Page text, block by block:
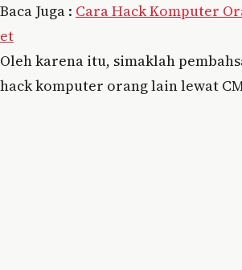
Baca Juga : Cara Hack Komputer
et
Oleh karena itu, simaklah
hack komputer orang lain lewat